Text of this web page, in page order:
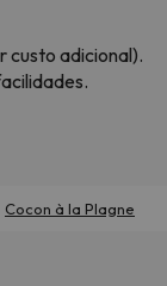
custo adicional).
Cocon à la Plagne